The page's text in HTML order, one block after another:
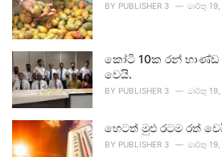
BY PUBLISHER 3 මාර්තු
කෝටි 10ක රන්
වෙයි.
BY PUBLISHER 3 මාර්තු
හෙටත් මුළු රටම රත්
BY PUBLISHER 3 මාර්තු